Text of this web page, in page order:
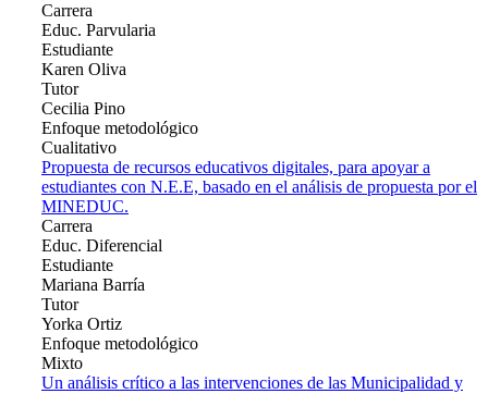
Carrera
Educ. Parvularia
Estudiante
Karen Oliva
Tutor
Cecilia Pino
Enfoque metodológico
Cualitativo
Propuesta de recursos educativos digitales, para apoyar a
estudiantes con N.E.E, basado en el análisis de propuesta por el
MINEDUC.
Carrera
Educ. Diferencial
Estudiante
Mariana Barría
Tutor
Yorka Ortiz
Enfoque metodológico
Mixto
Un análisis crítico a las intervenciones de las Municipalidad y